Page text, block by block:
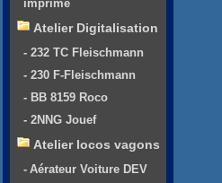
imprimé
Atelier Digitalisation
- 232 TC Fleischmann
- 230 F-Fleischmann
- BB 8159 Roco
- 2NNG Jouef
Atelier locos vagons
- Aérateur Voiture DEV